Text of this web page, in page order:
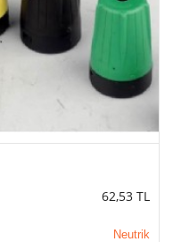
62,53 TL
Neutrik